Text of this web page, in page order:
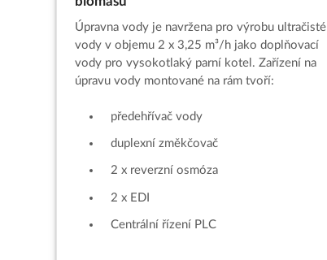
Úpravna vody je navržena pro výrobu ultračisté
vody v objemu 2 x 3,25 m³/h jako doplňovací
vody pro vysokotlaký parní kotel. Zařízení na
úpravu vody montované na rám tvoří:
předehřívač vody
duplexní změkčovač
2 x reverzní osmóza
2 x EDI
Centrální řízení PLC